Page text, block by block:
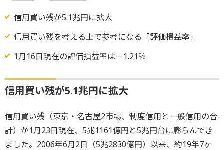
信用買い残が5.1兆円に拡大
信用買い残を考える上で参考になる「評価損益率」
1月16日現在の評価損益率は－1.21％
信用買い残が5.1兆円に拡大
信用買い残（東京・名古屋2市場、制度信用と一般信用の合
計）が1月23日現在、5兆1161億円と5兆円台に膨らんでき
ました。2006年6月2日（5兆2830億円）以来、約19年7ヶ